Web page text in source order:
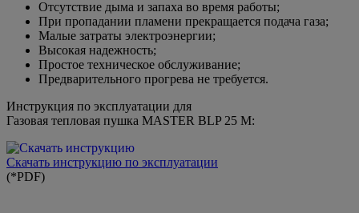
Отсутствие дыма и запаха во время работы;
При пропадании пламени прекращается подача газа;
Малые затраты электроэнергии;
Высокая надежность;
Простое техническое обслуживание;
Предварительного прогрева не требуется.
Инструкция по эксплуатации для
Газовая тепловая пушка MASTER BLP 25 М:
Скачать инструкцию по эксплуатации
(*PDF)